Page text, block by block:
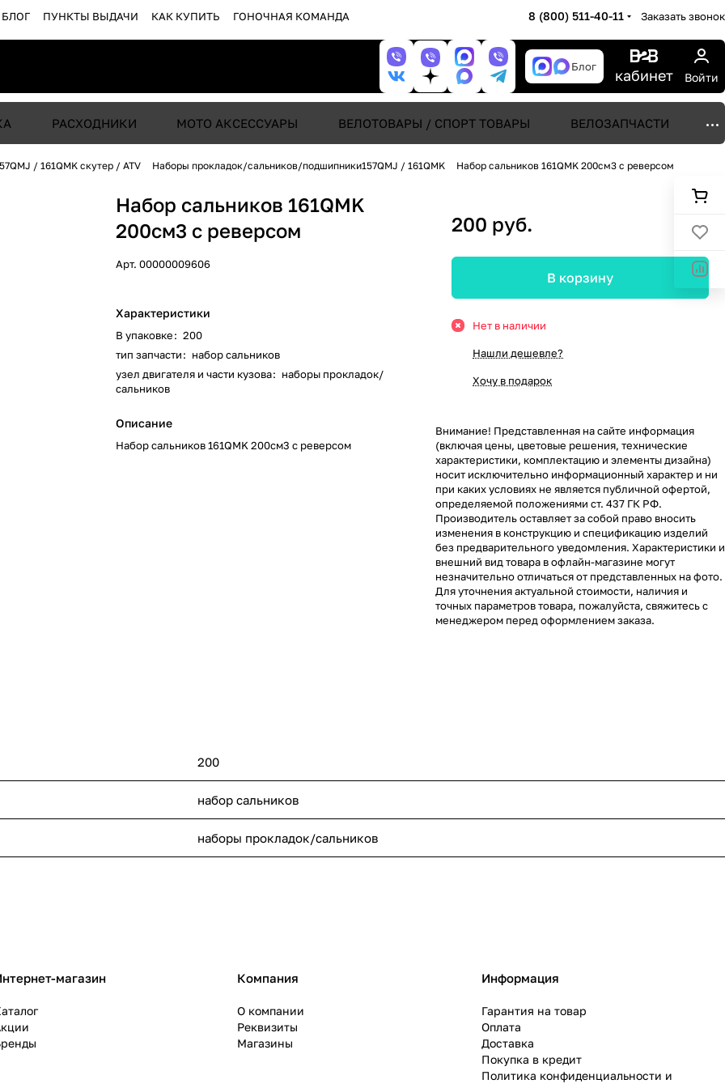
БЛОГ ПУНКТЫ ВЫДАЧИ КАК КУПИТЬ ГОНОЧНАЯ КОМАНДА 8 (800) 511-40-11 Заказать звонок
Блог кабинет Войти
РАСХОДНИКИ МОТО АКСЕССУАРЫ ВЕЛОТОВАРЫ / СПОРТ ТОВАРЫ ВЕЛОЗАПЧАСТИ
/ 161QMK скутер / ATV Наборы прокладок/сальников/подшипники157QMJ / 161QMK Набор сальников 161QMK 200см3 с реверсом
Набор сальников 161QMK
200см3 с реверсом
Арт.00000009606
Характеристики
В упаковке: 200
тип запчасти: набор сальников
узел двигателя и части кузова: наборы прокладок/
сальников
Описание
Набор сальников 161QMK 200см3 с реверсом
200 руб.
В корзину
Нет в наличии
Нашли дешевле?
Хочу в подарок
Внимание! Представленная на сайте информация
(включая цены, цветовые решения, технические
характеристики, комплектацию и элементы дизайна)
носит исключительно информационный характер и ни
при каких условиях не является публичной офертой,
определяемой положениями ст. 437 ГК РФ.
Производитель оставляет за собой право вносить
изменения в конструкцию и спецификацию изделий
без предварительного уведомления. Характеристики и
внешний вид товара в офлайн-магазине могут
незначительно отличаться от представленных на фото.
Для уточнения актуальной стоимости, наличия и
точных параметров товара, пожалуйста, свяжитесь с
менеджером перед оформлением заказа.
200
набор сальников
наборы прокладок/сальников
магазин Компания
О компании
Реквизиты
Магазины
Информация
Гарантия на товар
Оплата
Доставка
Покупка в кредит
Политика конфиденциальности и